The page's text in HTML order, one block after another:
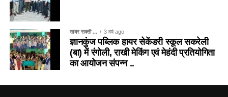
खबर सक्ती ... 3 वर्ष ago
ज्ञानकुंज पब्लिक हायर सेकेंडरी स्कूल सकरेली
(बा) में रंगोली, राखी मेकिंग एवं मेहंदी प्रतियोगिता
का आयोजन संपन्न ..